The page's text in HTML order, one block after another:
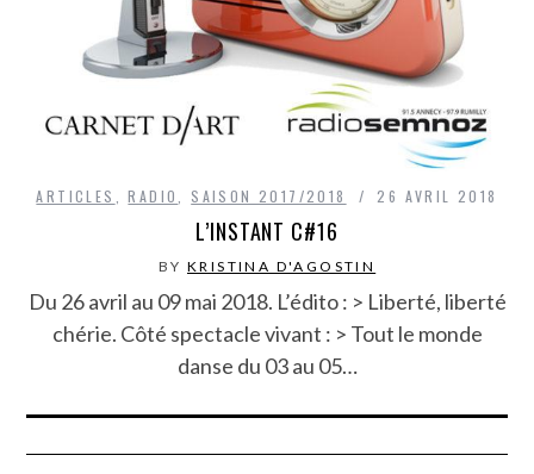
ARTICLES ,RADIO SAISON 2017/2018 26 AVRIL 2018
L’INSTANT C#16
BY KRISTINA D'AGOSTIN
Du 26 avril au 09 mai 2018. L’édito : > Liberté, liberté
chérie. Côté spectacle vivant : > Tout le monde
danse du 03 au 05…